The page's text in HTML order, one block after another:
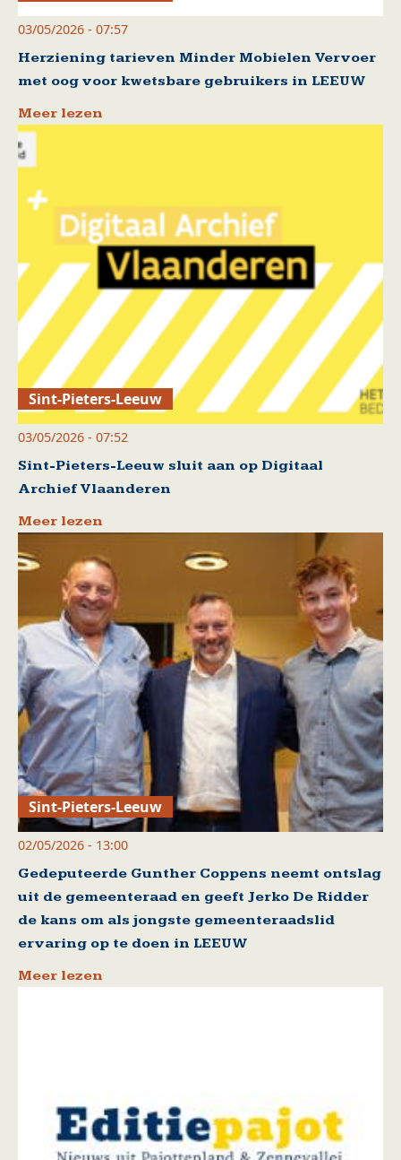
03/05/2026 - 07:57
Herziening tarieven Minder Mobielen Vervoer
met oog voor kwetsbare gebruikers in LEEUW
Meer lezen
Sint-Pieters-Leeuw
03/05/2026 - 07:52
Sint-Pieters-Leeuw sluit aan op Digitaal
Archief Vlaanderen
Meer lezen
Sint-Pieters-Leeuw
02/05/2026 - 13:00
Gedeputeerde Gunther Coppens neemt ontslag
uit de gemeenteraad en geeft Jerko De Ridder
de kans om als jongste gemeenteraadslid
ervaring op te doen in LEEUW
Meer lezen